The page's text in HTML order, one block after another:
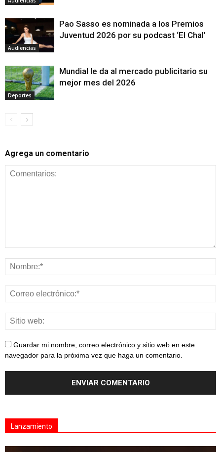
Audiencias
Pao Sasso es nominada a los Premios
Juventud 2026 por su podcast ‘El Chal’
Deportes
Mundial le da al mercado publicitario su
mejor mes del 2026
Agrega un comentario
Guardar mi nombre, correo electrónico y sitio web en este
navegador para la próxima vez que haga un comentario.
Lanzamiento